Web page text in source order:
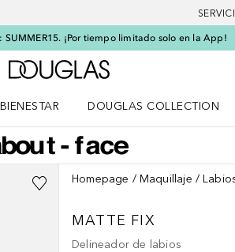
¡Por tiempo limitado solo en la App!
A Douglas Home
DOUGLAS COLLECTION
Homepage Maquillaje
MATTE FIX
Delineador de labios